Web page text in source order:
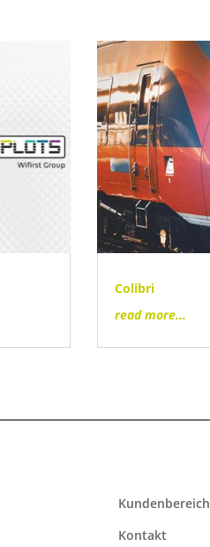
Colibri
read more...
Kundenbereich
Kontakt